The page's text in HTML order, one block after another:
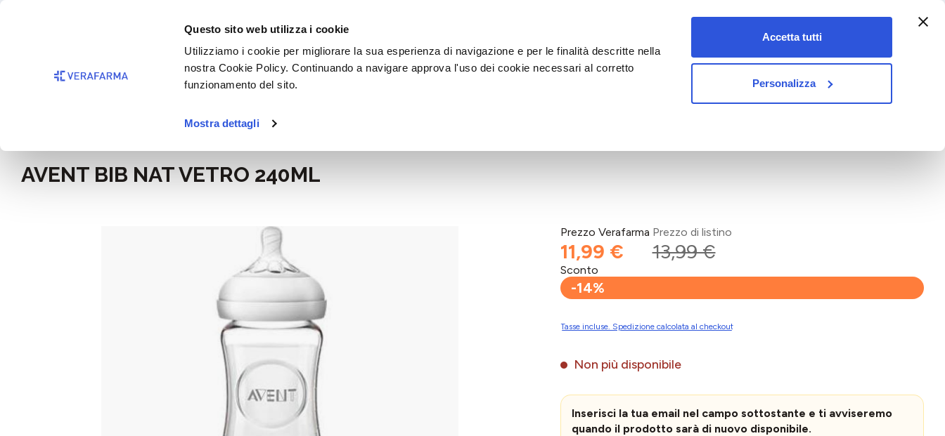
Questo sito web utilizza i cookie
Utilizziamo i cookie per migliorare la sua esperienza di navigazione e per le finalità descritte nella
nostra Cookie Policy. Continuando a navigare approva l'uso dei cookie necessari al corretto
funzionamento del sito.
Mostra dettagli
Accetta tutti
Personalizza
Passa alla navigazione principale
vet&pet
AVENT BIB NAT VETRO 240ML
Prezzo Verafarma
11,99 €
Prezzo di listino
13,99 €
Sconto
-14%
Tasse incluse. Spedizione calcolata al checkout
Non più disponibile
Inserisci la tua email nel campo sottostante e ti avviseremo
quando il prodotto sarà di nuovo disponibile.